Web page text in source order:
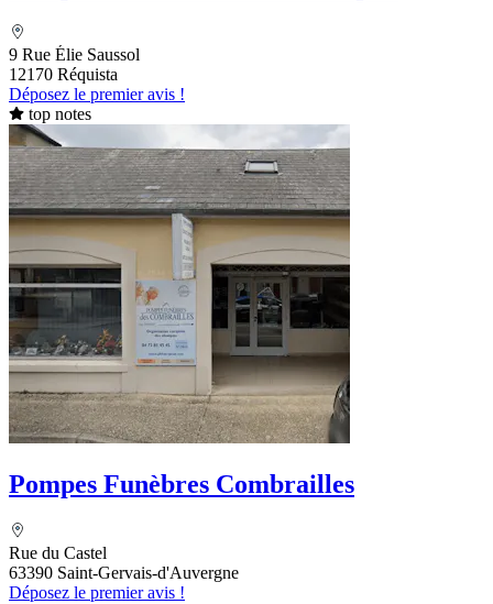
9 Rue Élie Saussol
12170 Réquista
Déposez le premier avis !
top notes
Pompes Funèbres Combrailles
Rue du Castel
63390 Saint-Gervais-d'Auvergne
Déposez le premier avis !